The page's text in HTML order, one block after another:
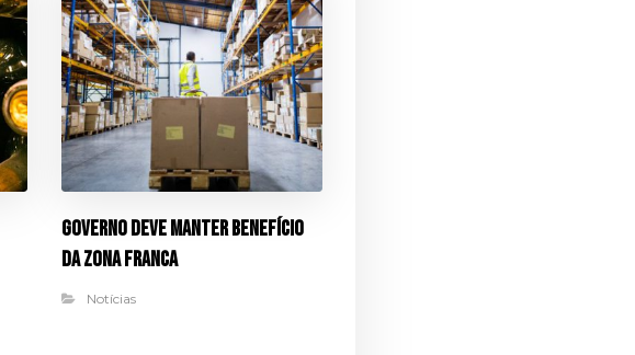
Governo deve manter benefício
da Zona Franca
Notícias